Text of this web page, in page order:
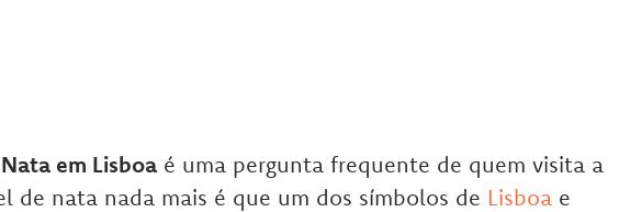
em Lisboa é uma pergunta frequente de quem visita a
de nata nada mais é que um dos símbolos de Lisboa e